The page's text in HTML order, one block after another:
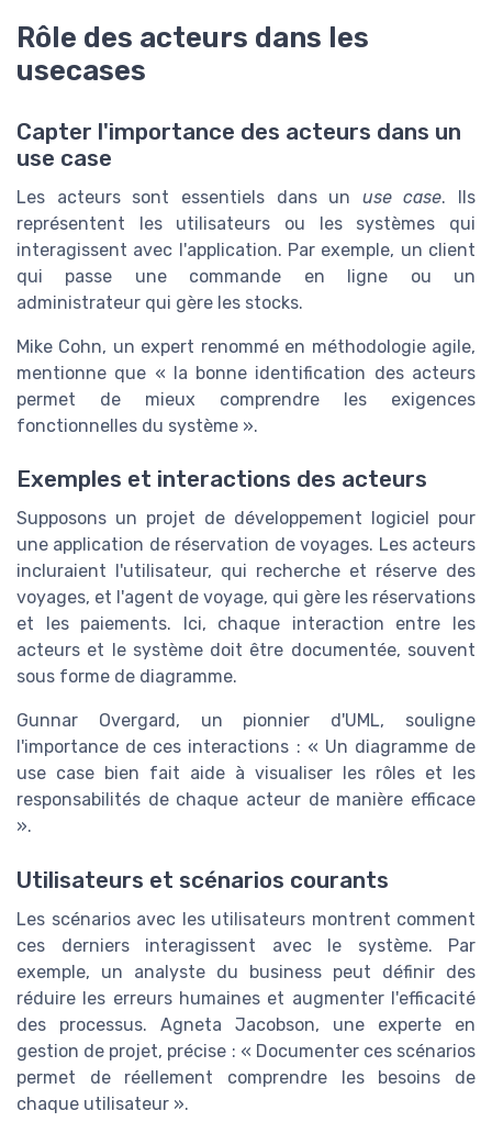
Rôle des acteurs dans les
usecases
Capter l'importance des acteurs dans un
use case
Les acteurs sont essentiels dans un use case. Ils
représentent les utilisateurs ou les systèmes qui
interagissent avec l'application. Par exemple, un client
qui passe une commande en ligne ou un
administrateur qui gère les stocks.
Mike Cohn, un expert renommé en méthodologie agile,
mentionne que « la bonne identification des acteurs
permet de mieux comprendre les exigences
fonctionnelles du système ».
Exemples et interactions des acteurs
Supposons un projet de développement logiciel pour
une application de réservation de voyages. Les acteurs
incluraient l'utilisateur, qui recherche et réserve des
voyages, et l'agent de voyage, qui gère les réservations
et les paiements. Ici, chaque interaction entre les
acteurs et le système doit être documentée, souvent
sous forme de diagramme.
Gunnar Overgard, un pionnier d'UML, souligne
l'importance de ces interactions : « Un diagramme de
use case bien fait aide à visualiser les rôles et les
responsabilités de chaque acteur de manière efficace
».
Utilisateurs et scénarios courants
Les scénarios avec les utilisateurs montrent comment
ces derniers interagissent avec le système. Par
exemple, un analyste du business peut définir des
réduire les erreurs humaines et augmenter l'efficacité
des processus. Agneta Jacobson, une experte en
gestion de projet, précise : « Documenter ces scénarios
permet de réellement comprendre les besoins de
chaque utilisateur ».